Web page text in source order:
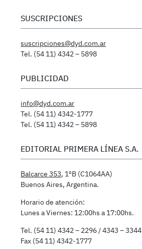
SUSCRIPCIONES
suscripciones@dyd.com.ar
Tel. (54 11) 4342 – 5898
PUBLICIDAD
info@dyd.com.ar
Tel. (54 11) 4342-1777
Tel. (54 11) 4342 – 5898
EDITORIAL PRIMERA LÍNEA S.A.
Balcarce 353, 1ºB (C1064AA)
Buenos Aires, Argentina.
Horario de atención:
Lunes a Viernes: 12:00hs a 17:00hs.
Tel. (54 11) 4342 – 2296 / 4343 – 3344
Fax (54 11) 4342-1777